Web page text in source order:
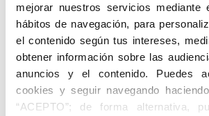
mejorar nuestros servicios mediante
hábitos de navegación, para
el contenido según tus intereses,
obtener información sobre las
anuncios y el contenido. Puedes
cookies y seguir navegando
“ACEPTO”; de forma alternativa,